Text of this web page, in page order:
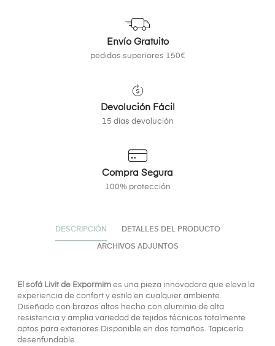
Envío Gratuito
pedidos superiores 150€
Devolución Fácil
15 días devolución
Compra Segura
100% protección
DESCRIPCIÓN DETALLES DEL PRODUCTO
ARCHIVOS ADJUNTOS
El sofá Livit de Expormim es una pieza innovadora que eleva la
experiencia de confort y estilo en cualquier ambiente.
Diseñado con brazos altos hecho con aluminio de alta
resistencia y amplia variedad de tejidos técnicos totalmente
aptos para exteriores.Disponible en dos tamaños. Tapicería
desenfundable.